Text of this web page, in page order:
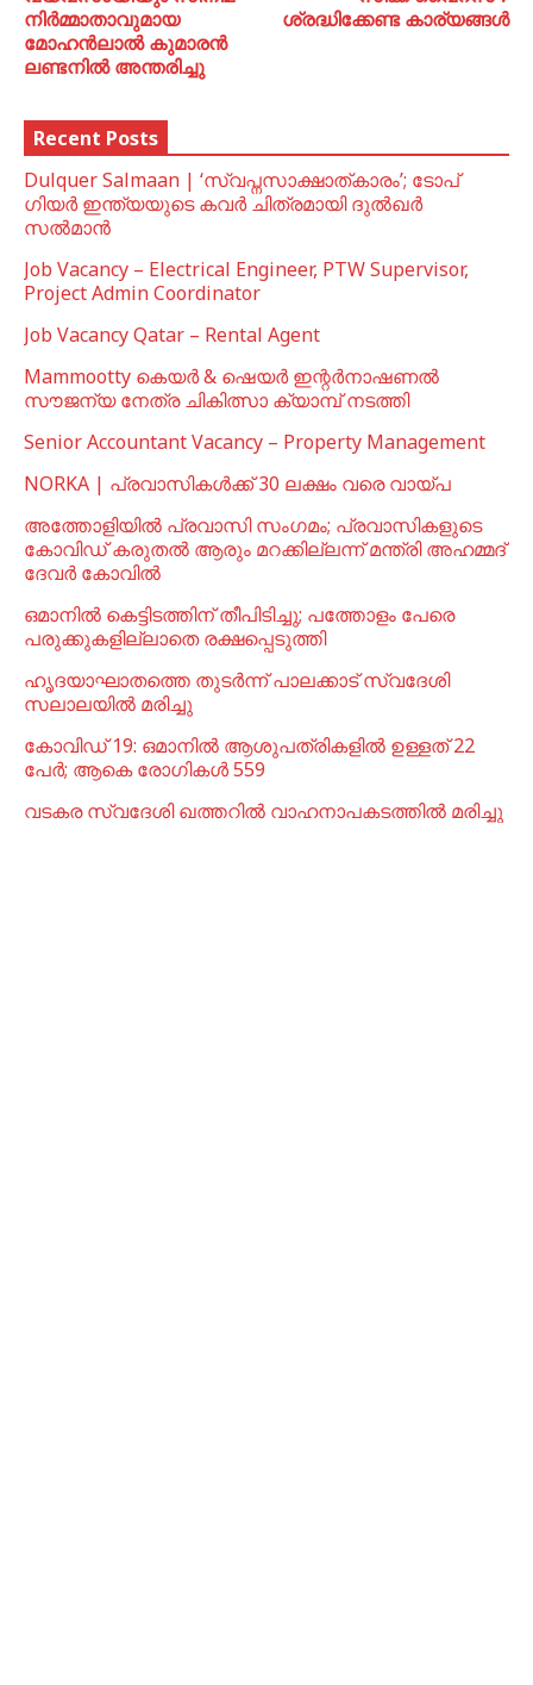
നിർമ്മാതാവുമായ
മോഹൻലാൽ കുമാരൻ
ലണ്ടനിൽ അന്തരിച്ചു
ശ്രദ്ധിക്കേണ്ട കാര്യങ്ങൾ
Recent Posts
Dulquer Salmaan | ‘സ്വപ്നസാക്ഷാത്കാരം’; ടോപ്
ഗിയർ ഇന്ത്യയുടെ കവർ ചിത്രമായി ദുൽഖർ
സൽമാൻ
Job Vacancy – Electrical Engineer, PTW Supervisor,
Project Admin Coordinator
Job Vacancy Qatar – Rental Agent
Mammootty കെയർ & ഷെയർ ഇന്റർനാഷണൽ
സൗജന്യ നേത്ര ചികിത്സാ ക്യാമ്പ് നടത്തി
Senior Accountant Vacancy – Property Management
NORKA | പ്രവാസികള്‍ക്ക് 30 ലക്ഷം വരെ വായ്പ
അത്തോളിയിൽ പ്രവാസി സംഗമം; പ്രവാസികളുടെ
കോവിഡ് കരുതൽ ആരും മറക്കില്ലന്ന് മന്ത്രി അഹമ്മദ്
ദേവർ കോവിൽ
ഒമാനില്‍ കെട്ടിടത്തിന് തീപിടിച്ചു; പത്തോളം പേരെ
പരുക്കുകളില്ലാതെ രക്ഷപ്പെടുത്തി
ഹൃദയാഘാതത്തെ തുടർന്ന് പാലക്കാട് സ്വദേശി
സലാലയിൽ മരിച്ചു
കോവിഡ് 19: ഒമാനിൽ ആശുപത്രികളിൽ ഉള്ളത് 22
പേര്‍; ആകെ രോഗികൾ 559
വടകര സ്വദേശി ഖത്തറിൽ വാഹനാപകടത്തിൽ മരിച്ചു